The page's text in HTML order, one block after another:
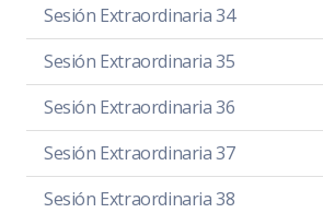
Sesión Extraordinaria 34
Sesión Extraordinaria 35
Sesión Extraordinaria 36
Sesión Extraordinaria 37
Sesión Extraordinaria 38